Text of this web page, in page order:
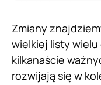
Zmiany
wielkiej listy
kilkanaście
rozwijają się w